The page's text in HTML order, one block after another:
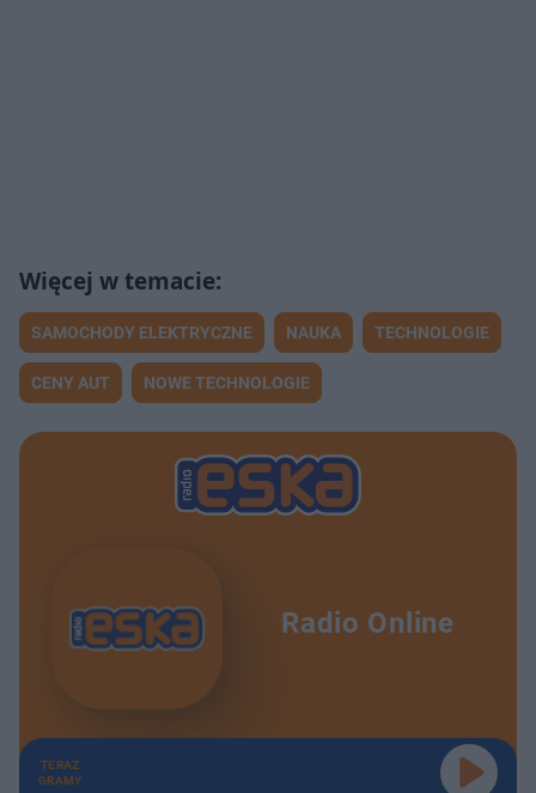
SAMOCHODY ELEKTRYCZNE NAUKA TECHNOLOGIE
CENY AUT NOWE TECHNOLOGIE
Radio Online
TERAZ
GRAMY